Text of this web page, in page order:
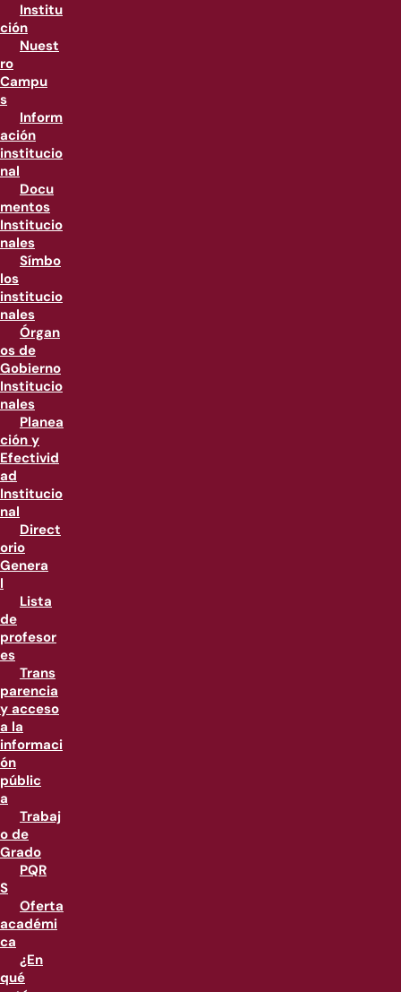
Institu
ción
Nuest
ro
Campu
s
Inform
ación
institucio
nal
Docu
mentos
Institucio
nales
Símbo
los
institucio
nales
Órgan
os de
Gobierno
Institucio
nales
Planea
ción y
Efectivid
ad
Institucio
nal
Direct
orio
Genera
l
Lista
de
profesor
es
Trans
parencia
y acceso
a la
informaci
ón
públic
a
Trabaj
o de
Grado
PQR
S
Oferta
académi
ca
¿En
qué